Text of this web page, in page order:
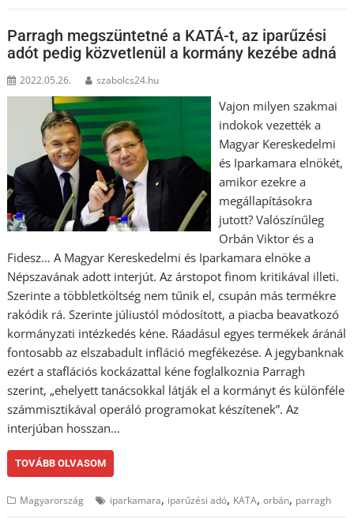
Parragh megszüntetné a KATÁ-t, az iparűzési
adót pedig közvetlenül a kormány kezébe adná
2022.05.26. szabolcs24.hu
Vajon milyen szakmai
indokok vezették a
Magyar Kereskedelmi
és Iparkamara elnökét,
amikor ezekre a
megállapításokra
jutott? Valószínűleg
Orbán Viktor és a
Fidesz… A Magyar Kereskedelmi és Iparkamara elnöke a
Népszavának adott interjút. Az árstopot finom kritikával illeti.
Szerinte a többletköltség nem tűnik el, csupán más termékre
rakódik rá. Szerinte júliustól módosított, a piacba beavatkozó
kormányzati intézkedés kéne. Ráadásul egyes termékek áránál
fontosabb az elszabadult infláció megfékezése. A jegybanknak
ezért a staflációs kockázattal kéne foglalkoznia Parragh
szerint, „ehelyett tanácsokkal látják el a kormányt és különféle
számmisztikával operáló programokat készítenek”. Az
interjúban hosszan…
TOVÁBB OLVASOM
Magyarország iparkamara, iparűzési adó, KATA,orbán, parragh